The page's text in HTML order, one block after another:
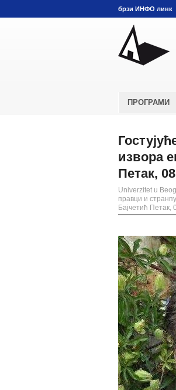
брзи ИНФО линк
ПРОГРАМИ
извора
Петак,
Univerzitet u
правци и
Бајчетић Петак,